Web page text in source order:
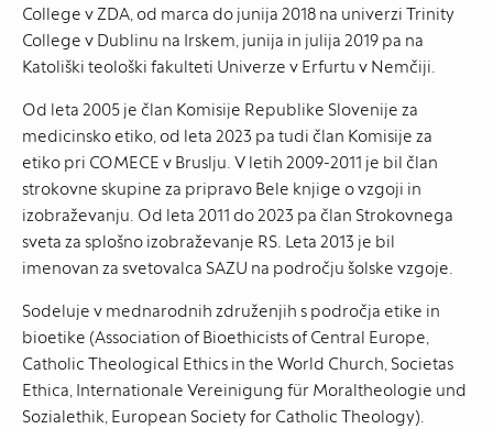
College v ZDA, od marca do junija 2018 na univerzi Trinity
College v Dublinu na Irskem, junija in julija 2019 pa na
Katoliški teološki fakulteti Univerze v Erfurtu v Nemčiji.
Od leta 2005 je član Komisije Republike Slovenije za
medicinsko etiko, od leta 2023 pa tudi član Komisije za
etiko pri COMECE v Bruslju. V letih 2009-2011 je bil član
strokovne skupine za pripravo Bele knjige o vzgoji in
izobraževanju. Od leta 2011 do 2023 pa član Strokovnega
sveta za splošno izobraževanje RS. Leta 2013 je bil
imenovan za svetovalca SAZU na področju šolske vzgoje.
Sodeluje v mednarodnih združenjih s področja etike in
bioetike (Association of Bioethicists of Central Europe,
Catholic Theological Ethics in the World Church, Societas
Ethica, Internationale Vereinigung für Moraltheologie und
Sozialethik, European Society for Catholic Theology).